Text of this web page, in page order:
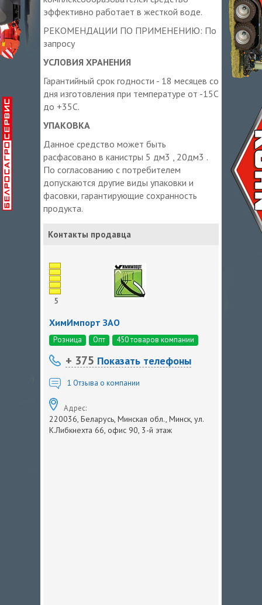
эффективно работает в жесткой воде.
РЕКОМЕНДАЦИИ ПО ПРИМЕНЕНИЮ: По
запросу
УСЛОВИЯ ХРАНЕНИЯ
Гарантийный срок годности - 18 месяцев со
дня изготовления при температуре от -15С
до +35С.
УПАКОВКА
Данное средство может быть
расфасовано в канистры 5 дм3 , 20дм3 .
По согласованию с потребителем
допускаются другие виды упаковки и
фасовки, гарантирующие сохранность
продукта.
Контакты продавца
5
ХимИмпорт ЗАО
Розница Опт 450 товаров компании
+ 375 Показать телефоны
1 Отзыва о компании
Адрес:
220036, Беларусь, Минская обл., Минск, ул.
К.Либкнехта 66, офис 90, 3-й этаж